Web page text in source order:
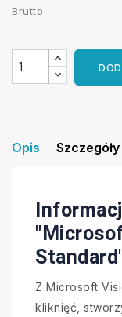
Brutto
Opis
Z Microsoft
kliknięć,